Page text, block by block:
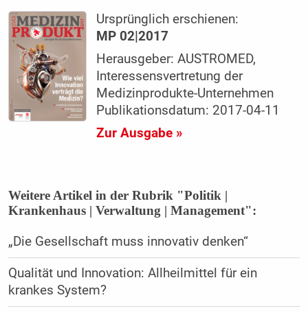
Ursprünglich erschienen:
MP 02|2017
Herausgeber: AUSTROMED,
Interessensvertretung der
Medizinprodukte-Unternehmen
Publikationsdatum: 2017-04-11
Zur Ausgabe »
Weitere Artikel in der Rubrik "Politik |
Krankenhaus | Verwaltung | Management":
„Die Gesellschaft muss innovativ denken“
Qualität und Innovation: Allheilmittel für ein
krankes System?